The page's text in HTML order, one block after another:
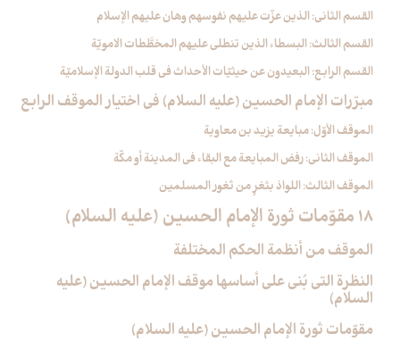
القسم الثاني: الذين عزّت عليهم نفوسهم وهان عليهم الإسلام
القسم الثالث: البسطاء الذين تنطلي عليهم المخطَّطات الامويّة
القسم الرابع: البعيدون عن حيثيّات الأحداث في قلب الدولة الإسلاميّة
مبرّرات الإمام الحسين (عليه السلام) في اختيار الموقف الرابع
الموقف الأوّل: مبايعة يزيد بن معاوية
الموقف الثاني: رفض المبايعة مع البقاء في المدينة أو مكّة
الموقف الثالث: اللواذ بثغرٍ من ثغور المسلمين
18 مقوّمات ثورة الإمام الحسين (عليه السلام)
الموقف من أنظمة الحكم المختلفة
النظرة التي بُني على أساسها موقف الإمام الحسين (عليه
السلام)
مقوّمات ثورة الإمام الحسين (عليه السلام)